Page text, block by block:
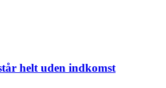
helt uden indkomst